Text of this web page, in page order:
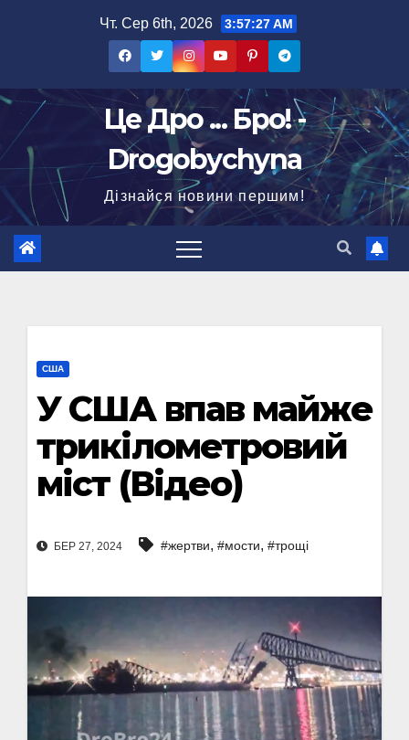
Чт. Сер 6th, 2026 3:57:28 AM
Це Дро ... Бро! -
Drogobychyna
Дізнайся новини першим!
США
У США впав майже
трикілометровий
міст (Відео)
БЕР 27, 2024 #жертви, #мости, #трощі